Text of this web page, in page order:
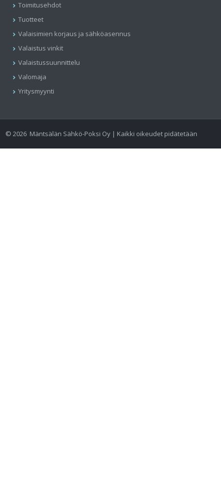
Toimitusehdot
Tuotteet
Valaisimien korjaus ja sähköasennus
Valaistus vinkit
Valaistussuunnittelu
Valomaja
Yritysmyynti
©2026 Mäntsälän Sähkö-Poksi Oy | Kaikki oikeudet pidätetään